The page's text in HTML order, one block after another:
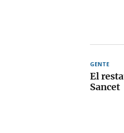
GENTE
El
Sancet